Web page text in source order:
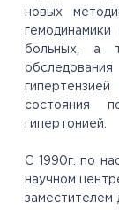
новых
больных, а
состояния
гипертонией.
С 1990г. по
научном
заместителем